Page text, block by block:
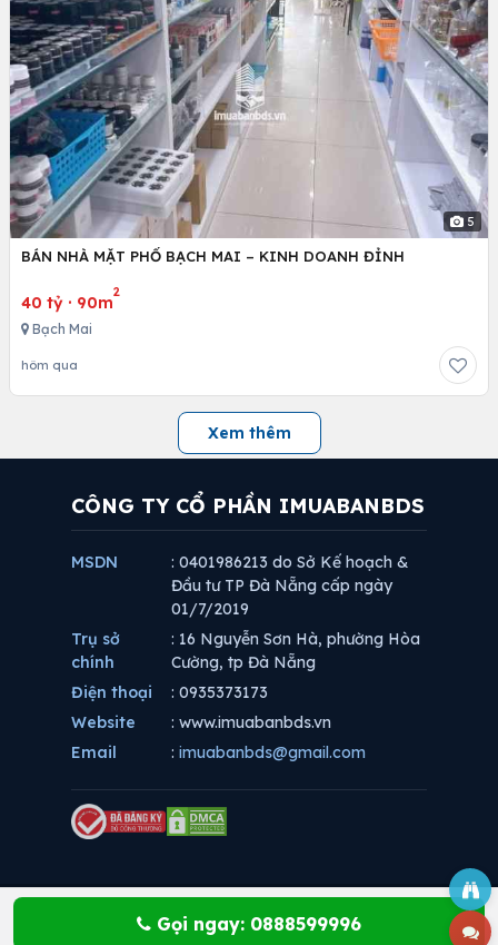
5
BÁN NHÀ MẶT PHỐ BẠCH MAI – KINH DOANH ĐỈNH
40 tỷ · 90m
2
Bạch Mai
hôm qua
Xem thêm
Gọi ngay: 0888599996
CÔNG TY CỔ PHẦN IMUABANBDS
MSDN
: 0401986213 do Sở Kế hoạch &
Đầu tư TP Đà Nẵng cấp ngày
01/7/2019
Trụ sở
chính
: 16 Nguyễn Sơn Hà, phường Hòa
Cường, tp Đà Nẵng
Điện thoại
: 0935373173
Website
: www.imuabanbds.vn
Email
: imuabanbds@gmail.com